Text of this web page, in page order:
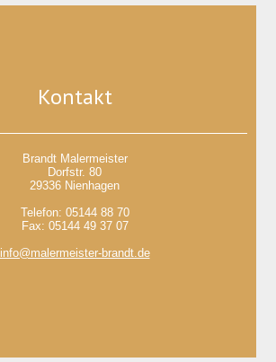
Kontakt
Brandt Malermeister
Dorfstr. 80
29336 Nienhagen
Telefon: 05144 88 70
Fax: 05144 49 37 07
info@malermeister-brandt.de